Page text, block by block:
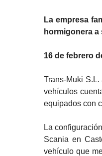
La empresa
hormigonera a
16 de febrero
Trans-Muki
vehículos
equipados con
La
Scania en
vehículo que